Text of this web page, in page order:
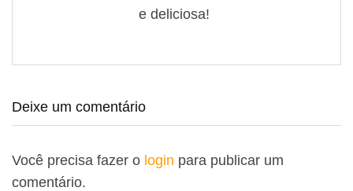
e deliciosa!
Deixe um comentário
Você precisa fazer o login para publicar um
comentário.